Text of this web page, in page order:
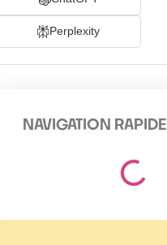
Perplexity
NAVIGATION RAPIDE